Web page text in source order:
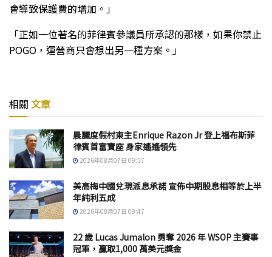
會導致保護費的增加。」
「正如一位著名的菲律賓參議員所承認的那樣，如果你禁止
POGO，運營商只會想出另一種方案。」
相關 文章
晨麗度假村東主Enrique Razon Jr 登上福布斯菲
律賓首富寶座 身家遙遙領先
2026年08月07日 09:57
美高梅中國兌現派息承諾 宣佈中期股息相等於上半
年純利五成
2026年08月07日 09:47
22 歲 Lucas Jumalon 勇奪 2026 年 WSOP 主賽事
冠軍，贏取1,000 萬美元獎金